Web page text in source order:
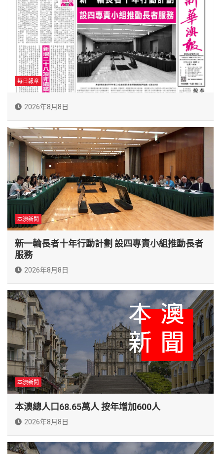
每日報章
2026年8月8日
本澳新聞
新一輪長者十年行動計劃 設四專責小組推動長者
服務
2026年8月8日
本澳新聞
本澳總人口68.65萬人 按年增加600人
2026年8月8日